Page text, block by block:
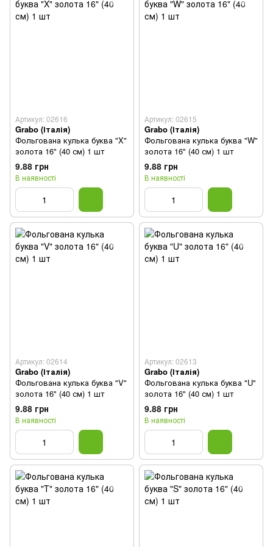
Артикул: 02616
Grabo (Італія)
Фольгована кулька буква "X"
золота 16" (40 см) 1 шт
9.88 грн
В наявності
Артикул: 02615
Grabo (Італія)
Фольгована кулька буква "W"
золота 16" (40 см) 1 шт
9.88 грн
В наявності
Артикул: 02614
Grabo (Італія)
Фольгована кулька буква "V"
золота 16" (40 см) 1 шт
9.88 грн
В наявності
Артикул: 02613
Grabo (Італія)
Фольгована кулька буква "U"
золота 16" (40 см) 1 шт
9.88 грн
В наявності